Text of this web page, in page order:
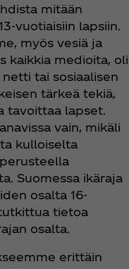
mitään
vuotiaisiin lapsiin.
myös vesiä ja
kaikkia medioita, oli
tai sosiaalisen
tärkeä tekiä,
tavoittaa lapset.
vain, mikäli
kulloiselta
Suomessa ikäraja
osalta 16-
tietoa
osalta.
erittäin